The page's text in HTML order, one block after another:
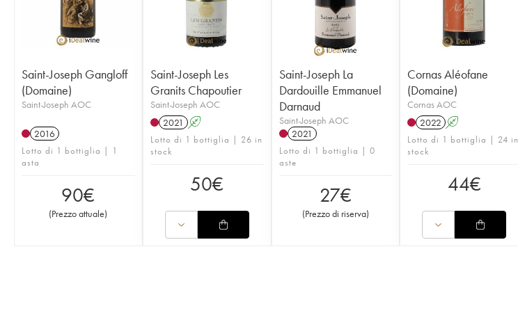
Saint-Joseph Gangloff
(Domaine)
Saint-Joseph AOC
2016
Lotto di 1 bottiglia | 1
asta
90€
(Prezzo attuale)
Saint-Joseph Les
Granits Chapoutier
Saint-Joseph AOC
2021 A
Lotto di 1 bottiglia | 26 in
stock
50€
Saint-Joseph La
Dardouille Emmanuel
Darnaud
Saint-Joseph AOC
2021
Lotto di 1 bottiglia | 0
aste
27€
(Prezzo di riserva)
Cornas Aléofane
(Domaine)
Cornas AOC
2022 A
Lotto di 1 bottiglia | 24 in
stock
44€